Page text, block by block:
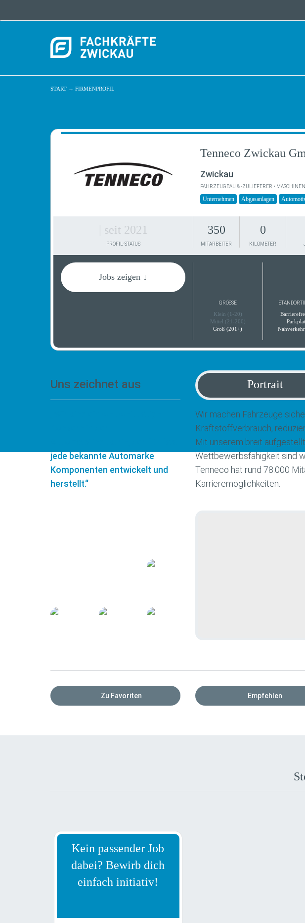
START → FIRMENPROFIL
Tenneco Zwickau
Zwickau
FAHRZEUGBAU & -ZULIEFERER •
Unternehmen Abgasanlagen
| seit 2021
PROFIL-STATUS
350
MITARBEITER
0
KILOMETER
Jobs zeigen ↓
GRÖSSE
Klein (1-20)
Mittel (21-200)
Groß (201+)
Uns zeichnet aus
jede bekannte Automarke
Komponenten entwickelt und
herstellt.“
Portrait
Wir machen Fahrzeuge
Kraftstoffverbrauch,
Mit unserem breit
Wettbewerbsfähigkeit sind
Tenneco hat rund 78.000
Karrieremöglichkeiten.
Zu Favoriten Empfehlen
Kein passender Job
dabei? Bewirb dich
einfach initiativ!